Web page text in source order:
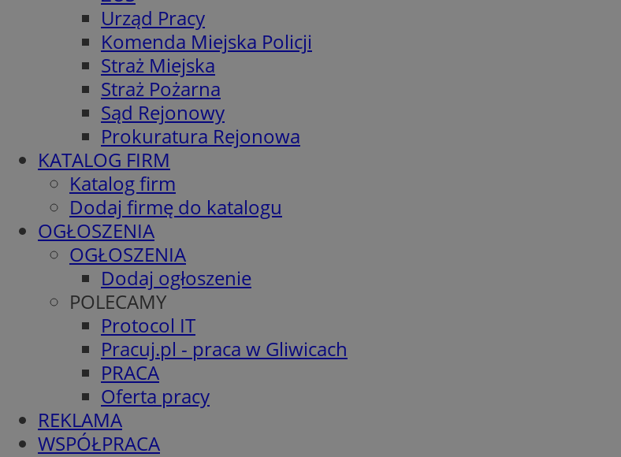
Urząd Pracy
Komenda Miejska Policji
Straż Miejska
Straż Pożarna
Sąd Rejonowy
Prokuratura Rejonowa
KATALOG FIRM
Katalog firm
Dodaj firmę do katalogu
OGŁOSZENIA
OGŁOSZENIA
Dodaj ogłoszenie
POLECAMY
Protocol IT
Pracuj.pl - praca w Gliwicach
PRACA
Oferta pracy
REKLAMA
WSPÓŁPRACA